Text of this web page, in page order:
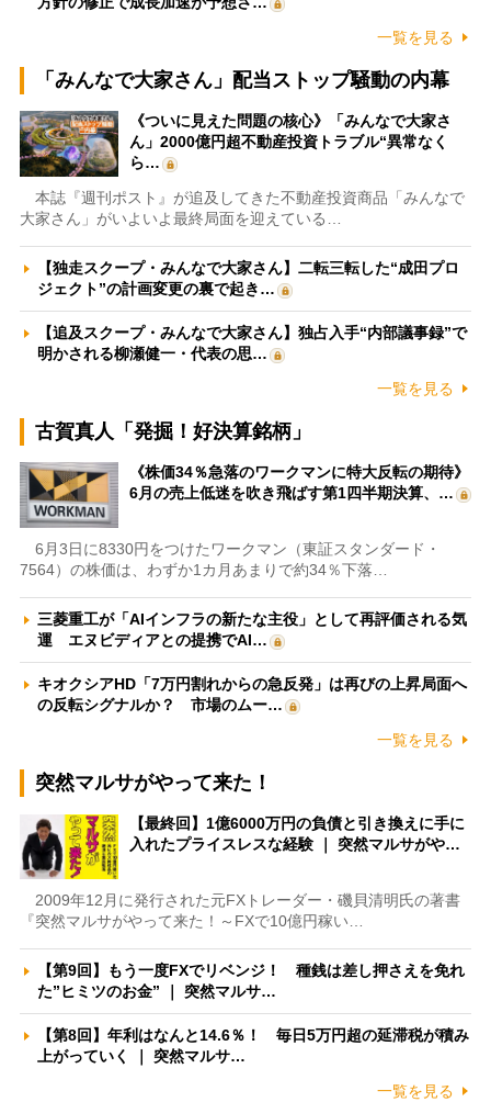
一覧を見る
「みんなで大家さん」配当ストップ騒動の内幕
《ついに見えた問題の核心》「みんなで大家さ
ん」2000億円超不動産投資トラブル“異常なく
ら…
本誌『週刊ポスト』が追及してきた不動産投資商品「みんなで
大家さん」がいよいよ最終局面を迎えている…
【独走スクープ・みんなで大家さん】二転三転した“成田プロ
ジェクト”の計画変更の裏で起き…
【追及スクープ・みんなで大家さん】独占入手“内部議事録”で
明かされる柳瀬健一・代表の思…
一覧を見る
古賀真人「発掘！好決算銘柄」
《株価34％急落のワークマンに特大反転の期待》
6月の売上低迷を吹き飛ばす第1四半期決算、…
6月3日に8330円をつけたワークマン（東証スタンダード・
7564）の株価は、わずか1カ月あまりで約34％下落…
三菱重工が「AIインフラの新たな主役」として再評価される気
運 エヌビディアとの提携でAI…
キオクシアHD「7万円割れからの急反発」は再びの上昇局面へ
の反転シグナルか？ 市場のムー…
一覧を見る
突然マルサがやって来た！
【最終回】1億6000万円の負債と引き換えに手に
入れたプライスレスな経験 ｜ 突然マルサがや…
2009年12月に発行された元FXトレーダー・磯貝清明氏の著書
『突然マルサがやって来た！～FXで10億円稼い…
【第9回】もう一度FXでリベンジ！ 種銭は差し押さえを免れ
た”ヒミツのお金” ｜ 突然マルサ…
【第8回】年利はなんと14.6％！ 毎日5万円超の延滞税が積み
上がっていく ｜ 突然マルサ…
一覧を見る